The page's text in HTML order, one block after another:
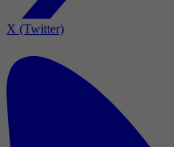
X (Twitter)